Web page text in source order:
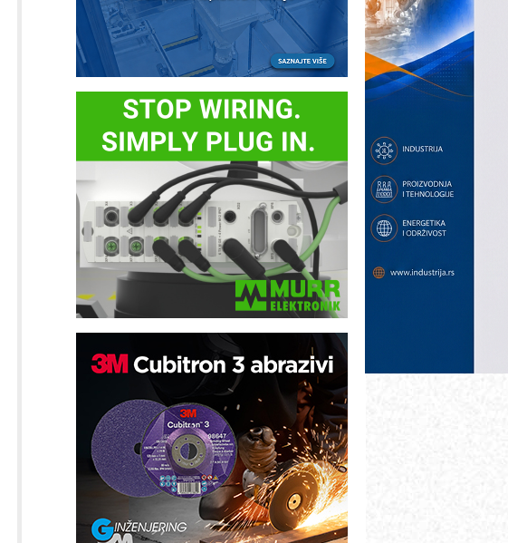
Potpuna efikasnost bez složenih
sistema
Trajna oznaka kao dugoročna korist
Bezbednost na prvom mestu!
IB BLUMENAUER - više od 40 godina
poverenja u industriji
RMQ-TITAN ADVANCED INDICATOR